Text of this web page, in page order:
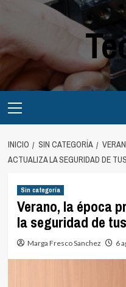
contenido
principal
INICIO SIN CATEGORÍA
ACTUALIZA LA SEGURIDAD DE
Sin categoría
Verano, la época
la seguridad de
Marga Fresco Sanchez 6